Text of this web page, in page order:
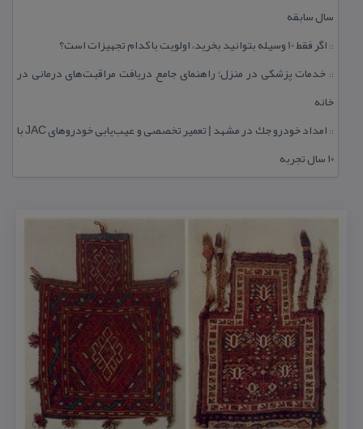
سال سابقه
:: اگر فقط 10 وسیله بتوانید بخرید، اولویت با كدام تجهیزات است؟
:: خدمات پزشكی در منزل؛ راهنمای جامع دریافت مراقبت‌های درمانی در
خانه
::
امداد خودرو جك در مشهد | تعمیر تخصصی و عیب‌یابی خودروهای JAC با
۱۰ سال تجربه